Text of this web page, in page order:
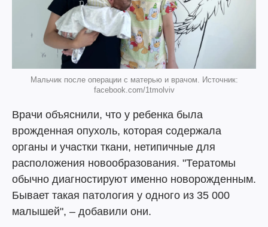
Мальчик после операции с матерью и врачом. Источник:
facebook.com/1tmolviv
Врачи объяснили, что у ребенка была
врожденная опухоль, которая содержала
органы и участки ткани, нетипичные для
расположения новообразования. "Тератомы
обычно диагностируют именно новорожденным.
Бывает такая патология у одного из 35 000
малышей", – добавили они.